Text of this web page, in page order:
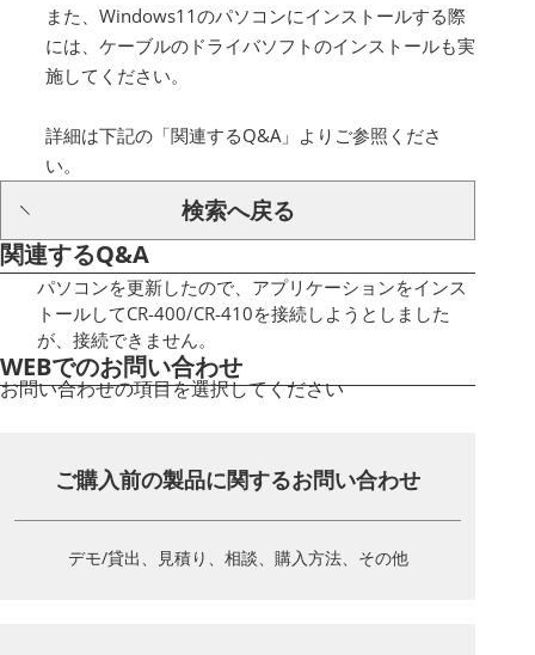
また、Windows11のパソコンにインストールする際
には、ケーブルのドライバソフトのインストールも実
施してください。
詳細は下記の「関連するQ&A」よりご参照くださ
い。
検索へ戻る
関連するQ&A
パソコンを更新したので、アプリケーションをインス
トールしてCR-400/CR-410を接続しようとしました
が、接続できません。
WEBでのお問い合わせ
お問い合わせの項目を選択してください
ご購入前の製品に関するお問い合わせ
デモ/貸出、見積り、相談、 購入方法、その他